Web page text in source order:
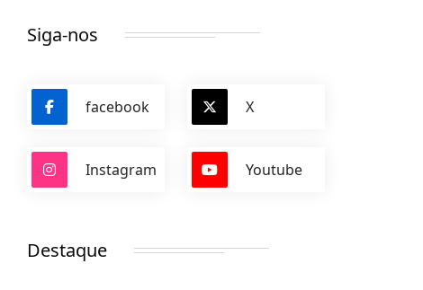
Siga-nos
facebook X
Instagram Youtube
Destaque